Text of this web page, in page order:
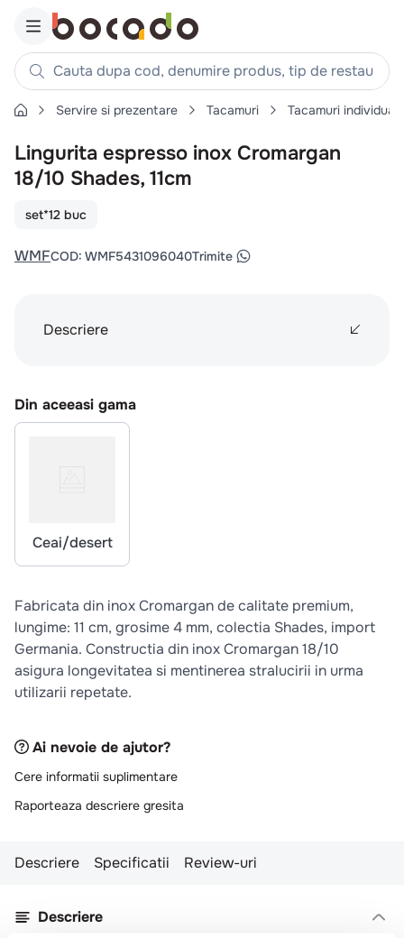
Cauta dupa cod, denumire produs, tip de restaurant,
Căutări populare
1. cartofi
2. piept pui
. pui
5. burger
ceafa
10.pizza
Servire si prezentare Tacamuri Tacamuri individuale
Lingurita espresso inox Cromargan
18/10 Shades, 11cm
set*12 buc
WMFCOD: WMF5431096040Trimite
Descriere
Din aceeasi gama
Ceai/desert
Fabricata din inox Cromargan de calitate premium,
lungime: 11 cm, grosime 4 mm, colectia Shades, import
Germania. Constructia din inox Cromargan 18/10
asigura longevitatea si mentinerea stralucirii in urma
utilizarii repetate.
Ai nevoie de ajutor?
Cere informatii suplimentare
Raporteaza descriere gresita
Descriere Specificatii Review-uri
Descriere